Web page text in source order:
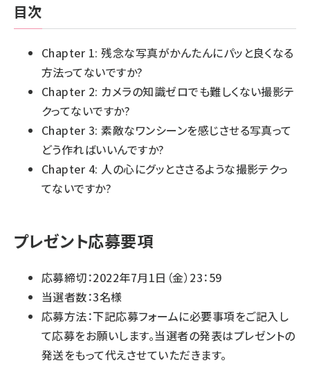
目次
Chapter 1: 残念な写真がかんたんにパッと良くなる
方法ってないですか?
Chapter 2: カメラの知識ゼロでも難しくない撮影テ
クってないですか?
Chapter 3: 素敵なワンシーンを感じさせる写真って
どう作ればいいんですか?
Chapter 4: 人の心にグッとささるような撮影テクっ
てないですか?
プレゼント応募要項
応募締切：2022年7月1日（金）23：59
当選者数：3名様
応募方法：下記応募フォームに必要事項をご記入し
て応募をお願いします。当選者の発表はプレゼントの
発送をもって代えさせていただきます。